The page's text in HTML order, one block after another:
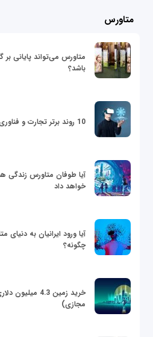
متاورس
متاورس می‌تواند پایانی
باشد؟
10 روند برتر تجارت و فناوری در سال 2022
آیا طوفان متاورس زندگی
خواهد داد
آیا ورود ایرانیان به
چگونه؟
خرید زمین 4.3
مجازی)